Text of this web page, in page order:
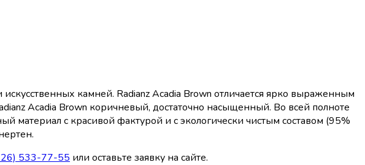
камней. Radianz Acadia Brown отличается ярко выраженным
Acadia Brown коричневый, достаточно насыщенный. Во всей полноте
с красивой фактурой и с экологически чистым составом (95%
533-77-55 или оставьте заявку на сайте.